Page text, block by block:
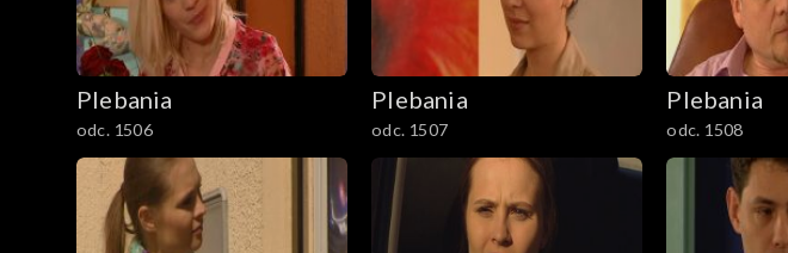
601–700
701–800
801-900
901-1000
Plebania
odc. 1506
Plebania
odc. 1507
Plebania
odc. 1508